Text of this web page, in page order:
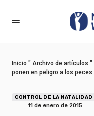
Inicio " Archivo de artículos "
ponen en peligro a los peces
CONTROL DE LA NATALIDAD
11 de enero de 2015